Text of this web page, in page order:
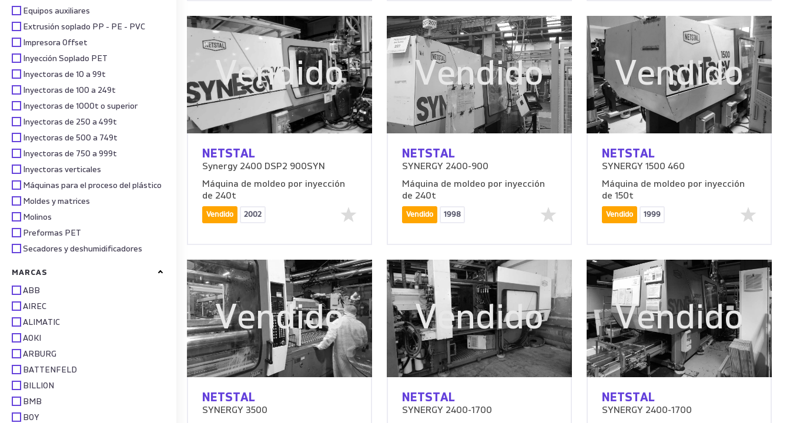
Equipos auxiliares
Extrusión soplado PP - PE - PVC
Impresora Offset
Inyección Soplado PET
Inyectoras de 10 a 99t
Inyectoras de 100 a 249t
Inyectoras de 1000t o superior
Inyectoras de 250 a 499t
Inyectoras de 500 a 749t
Inyectoras de 750 a 999t
Inyectoras verticales
Máquinas para el proceso del plástico
Moldes y matrices
Molinos
Preformas PET
Secadores y deshumidificadores
MARCAS
ABB
AIREC
ALIMATIC
AOKI
ARBURG
BATTENFELD
BILLION
BMB
BOY
Vendido
NETSTAL
Synergy 2400 DSP2 900SYN
Máquina de moldeo por inyección
de 240t
Vendido 2002
Vendido
NETSTAL
SYNERGY 2400-900
Máquina de moldeo por inyección
de 240t
Vendido 1998
Vendido
NETSTAL
SYNERGY 1500 460
Máquina de moldeo por inyección
de 150t
Vendido 1999
Vendido
NETSTAL
SYNERGY 3500
Vendido
NETSTAL
SYNERGY 2400-1700
Vendido
NETSTAL
SYNERGY 2400-1700